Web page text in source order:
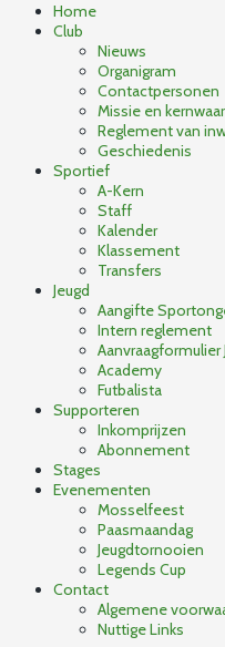
Home
Club
Nieuws
Organigram
Contactpersonen
Missie en
Reglement van
Geschiedenis
Sportief
A-Kern
Staff
Kalender
Klassement
Transfers
Jeugd
Aangifte
Intern reglement
Aanvraagformulier
Academy
Futbalista
Supporteren
Inkomprijzen
Abonnement
Stages
Evenementen
Mosselfeest
Paasmaandag
Jeugdtornooien
Legends Cup
Contact
Algemene
Nuttige Links